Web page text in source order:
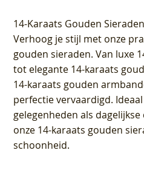
14-Karaats Gouden
Verhoog je stijl met onze
gouden sieraden. Van luxe
tot elegante 14-karaats
14-karaats gouden
perfectie vervaardigd.
gelegenheden als
onze 14-karaats gouden
schoonheid.